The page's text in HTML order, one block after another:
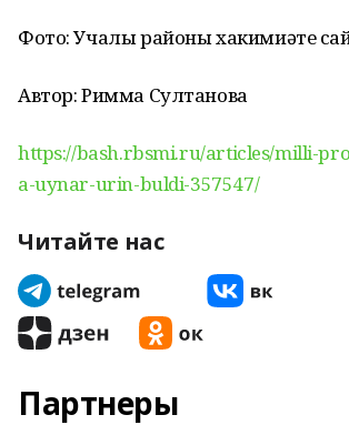
Фото: Учалы районы хакимиәте
Автор: Римма Султанова
https://bash.rbsmi.ru/articles/milli-
a-uynar-urin-buldi-357547/
Читайте нас
Партнеры